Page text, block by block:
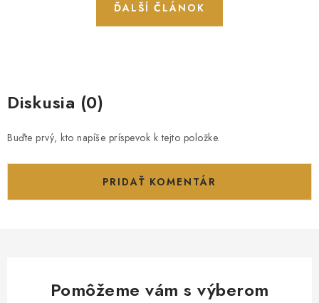
ĎALŠÍ ČLÁNOK
Diskusia (0)
Buďte prvý, kto napíše príspevok k tejto položke.
PRIDAŤ KOMENTÁR
Pomôžeme vám s výberom